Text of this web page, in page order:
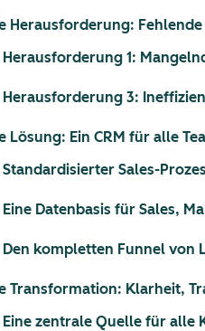
Herausforderung:
Herausforderung 1:
Herausforderung 3:
Lösung: Ein CRM für alle
Standardisierter Sales-
Eine Datenbasis für Sales,
Den kompletten Funnel von
Transformation: Klarheit,
Eine zentrale Quelle für alle